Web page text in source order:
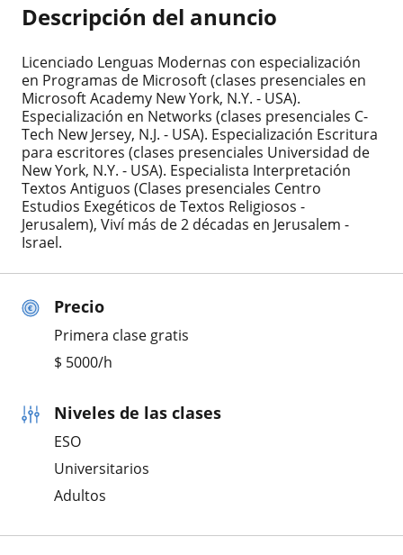
Precio
Primera clase gratis
$ 5000/h
Niveles de las clases
ESO
Universitarios
Adultos
Descripción del anuncio
Licenciado Lenguas Modernas con especialización
en Programas de Microsoft (clases presenciales en
Microsoft Academy New York, N.Y. - USA).
Especialización en Networks (clases presenciales C-
Tech New Jersey, N.J. - USA). Especialización Escritura
para escritores (clases presenciales Universidad de
New York, N.Y. - USA). Especialista Interpretación
Textos Antiguos (Clases presenciales Centro
Estudios Exegéticos de Textos Religiosos -
Jerusalem), Viví más de 2 décadas en Jerusalem -
Israel.